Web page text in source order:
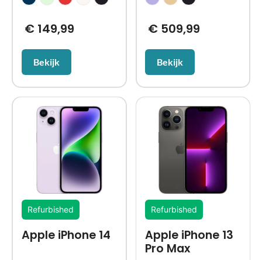
€149,99
Bekijk
€ 509,99
Bekijk
Refurbished
Apple iPhone 14
Refurbished
Apple iPhone 13
Pro Max